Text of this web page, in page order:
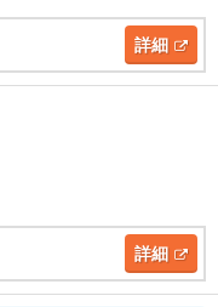
詳細
詳細